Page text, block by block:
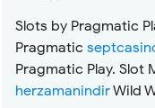
Slots by Pragmatic
Pragmatic
Pragmatic Play. Slot
herzamanindirWild